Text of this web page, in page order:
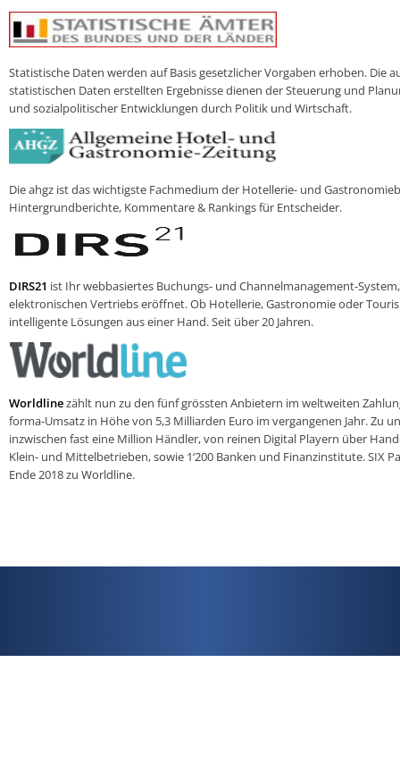
Statistische Daten werden auf Basis gesetzlicher Vorgaben erhoben. Die
statistischen Daten erstellten Ergebnisse dienen der Steuerung und
und sozialpolitischer Entwicklungen durch Politik und Wirtschaft.
Die ahgz ist das wichtigste Fachmedium der Hotellerie- und
Hintergrundberichte, Kommentare & Rankings für Entscheider.
DIRS21 ist Ihr webbasiertes Buchungs- und Channelmanagement-
elektronischen Vertriebs eröffnet. Ob Hotellerie, Gastronomie oder
intelligente Lösungen aus einer Hand. Seit über 20 Jahren.
Worldlinezählt nun zu den fünf grössten Anbietern im weltweiten
forma-Umsatz in Höhe von 5,3 Milliarden Euro im vergangenen Jahr. Zu
inzwischen fast eine Million Händler, von reinen Digital Playern über
Klein- und Mittelbetrieben, sowie 1‘200 Banken und Finanzinstitute. SIX
Ende 2018 zu Worldline.